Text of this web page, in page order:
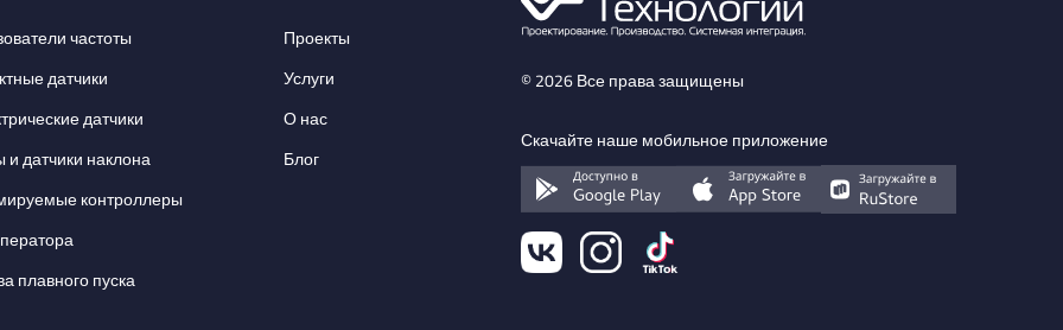
частоты
датчики
датчики
датчики наклона
контроллеры
плавного пуска
Проекты
Услуги
О нас
Блог
© 2026 Все права защищены
Скачайте наше мобильное приложение